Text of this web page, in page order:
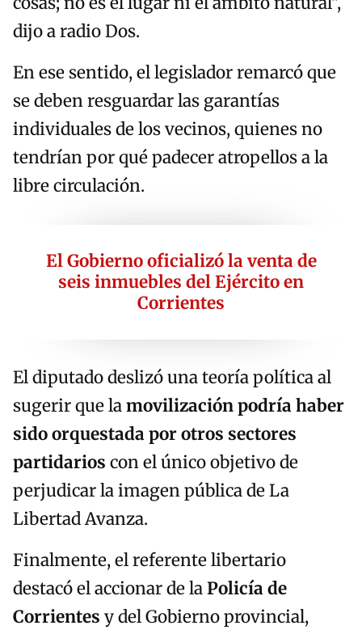
dijo a radio Dos.
En ese sentido, el legislador remarcó que
se deben resguardar las garantías
individuales de los vecinos, quienes no
tendrían por qué padecer atropellos a la
libre circulación.
El Gobierno oficializó la venta de
seis inmuebles del Ejército en
Corrientes
El diputado deslizó una teoría política al
sugerir que lamovilización podría haber
sido orquestada por otros sectores
partidarios con el único objetivo de
perjudicar la imagen pública de La
Libertad Avanza.
Finalmente, el referente libertario
destacó el accionar de laPolicía de
Corrientes y del Gobierno provincial,